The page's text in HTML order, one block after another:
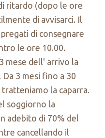
ritardo (dopo le ore
di avvisarci. Il
di consegnare
le ore 10.00.
mese dell' arrivo la
3 mesi fino a 30
la caparra.
soggiorno la
adebito di 70% del
cancellando il